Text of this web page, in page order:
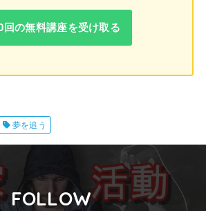
回の無料講座を受け取る
夢を追う
FOLLOW